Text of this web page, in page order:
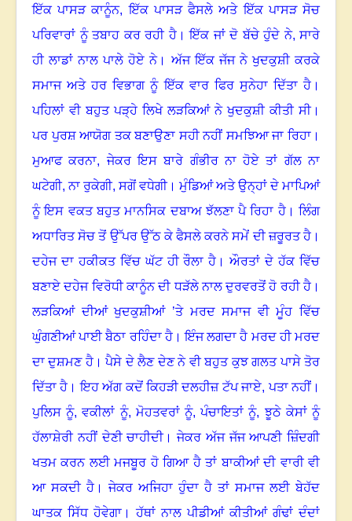
ਇੱਕ ਪਾਸੜ ਕਾਨੂੰਨ,ਇੱਕ ਪਾਸੜ ਫੈਸਲੇ ਅਤੇ ਇੱਕ ਪਾਸੜ ਸੋਚ
ਪਰਿਵਾਰਾਂ ਨੂੰ ਤਬਾਹ ਕਰ ਰਹੀ ਹੈ।ਇੱਕ ਜਾਂ ਦੋ ਬੱਚੇ ਹੁੰਦੇ ਨੇ, ਸਾਰੇ
ਹੀ ਲਾਡਾਂ ਨਾਲ ਪਾਲੇ ਹੋਏ ਨੇ। ਅੱਜ ਇੱਕ ਜੱਜ ਨੇ ਖੁਦਕੁਸ਼ੀ ਕਰਕੇ
ਸਮਾਜ ਅਤੇ ਹਰ ਵਿਭਾਗ ਨੂੰ ਇੱਕ ਵਾਰ ਫਿਰ ਸੁਨੇਹਾ ਦਿੱਤਾ ਹੈ ।
ਪਹਿਲਾਂ ਵੀ ਬਹੁਤ ਪੜ੍ਹੇ ਲਿਖੇ ਲੜਕਿਆਂ ਨੇ ਖੁਦਕੁਸ਼ੀ ਕੀਤੀ ਸੀ।
ਪਰ ਪੁਰਸ਼ ਆਯੋਗ ਤਕ ਬਣਾਉਣਾ ਸਹੀ ਨਹੀਂ ਸਮਝਿਆ ਜਾ ਰਿਹਾ ।
ਮੁਆਫ ਕਰਨਾ, ਜੇਕਰ ਇਸ ਬਾਰੇ ਗੰਭੀਰ ਨਾ ਹੋਏ ਤਾਂ ਗੱਲ ਨਾ
ਘਟੇਗੀ, ਨਾ ਰੁਕੇਗੀ, ਸਗੋਂ ਵਧੇਗੀ। ਮੁੰਡਿਆਂ ਅਤੇ ਉਨ੍ਹਾਂ ਦੇ ਮਾਪਿਆਂ
ਨੂੰ ਇਸ ਵਕਤ ਬਹੁਤ ਮਾਨਸਿਕ ਦਬਾਅ ਝੱਲਣਾ ਪੈ ਰਿਹਾ ਹੈ।ਲਿੰਗ
ਅਧਾਰਿਤ ਸੋਚ ਤੋਂ ਉੱਪਰ ਉੱਠ ਕੇ ਫੈਸਲੇ ਕਰਨੇ ਸਮੇਂ ਦੀ ਜ਼ਰੂਰਤ ਹੈ ।
ਦਹੇਜ ਦਾ ਹਕੀਕਤ ਵਿੱਚ ਘੱਟ ਹੀ ਰੌਲਾ ਹੈ ।ਔਰਤਾਂ ਦੇ ਹੱਕ ਵਿੱਚ
ਬਣਾਏ ਦਹੇਜ ਵਿਰੋਧੀ ਕਾਨੂੰਨ ਦੀ ਧੜੱਲੇ ਨਾਲ ਦੁਰਵਰਤੋਂ ਹੋ ਰਹੀ ਹੈ ।
ਲੜਕਿਆਂ ਦੀਆਂ ਖੁਦਕੁਸ਼ੀਆਂ ’ਤੇ ਮਰਦ ਸਮਾਜ ਵੀ ਮੂੰਹ ਵਿੱਚ
ਘੁੰਗਣੀਆਂ ਪਾਈ ਬੈਠਾ ਰਹਿੰਦਾ ਹੈ।ਇੰਜ ਲਗਦਾ ਹੈ ਮਰਦ ਹੀ ਮਰਦ
ਦਾ ਦੁਸ਼ਮਣ ਹੈ।ਪੈਸੇ ਦੇ ਲੈਣ ਦੇਣ ਨੇ ਵੀ ਬਹੁਤ ਕੁਝ ਗਲਤ ਪਾਸੇ ਤੋਰ
ਦਿੱਤਾ ਹੈ ।ਇਹ ਅੱਗ ਕਦੋਂ ਕਿਹੜੀ ਦਲਹੀਜ਼ ਟੱਪ ਜਾਏ, ਪਤਾ ਨਹੀਂ।
ਪੁਲਿਸ ਨੂੰ,ਵਕੀਲਾਂ ਨੂੰ, ਮੋਹਤਵਰਾਂ ਨੂੰ,ਪੰਚਾਇਤਾਂ ਨੂੰ, ਝੂਠੇ ਕੇਸਾਂ ਨੂੰ
ਹੱਲਾਸ਼ੇਰੀ ਨਹੀਂ ਦੇਣੀ ਚਾਹੀਦੀ।ਜੇਕਰ ਅੱਜ ਜੱਜ ਆਪਣੀ ਜ਼ਿੰਦਗੀ
ਖਤਮ ਕਰਨ ਲਈ ਮਜਬੂਰ ਹੋ ਗਿਆ ਹੈ ਤਾਂ ਬਾਕੀਆਂ ਦੀ ਵਾਰੀ ਵੀ
ਆ ਸਕਦੀ ਹੈ ।ਜੇਕਰ ਅਜਿਹਾ ਹੁੰਦਾ ਹੈ ਤਾਂ ਸਮਾਜ ਲਈ ਬੇਹੱਦ
ਘਾਤਕ ਸਿੱਧ ਹੋਵੇਗਾ ।ਹੱਥਾਂ ਨਾਲ ਪੀਡੀਆਂ ਕੀਤੀਆਂ ਗੰਢਾਂ ਦੰਦਾਂ